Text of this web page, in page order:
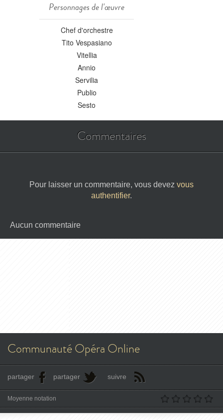
Personnages de l'œuvre
Chef d'orchestre
Tito Vespasiano
Vitellia
Annio
Servilia
Publio
Sesto
Commentaires
Pour laisser un commentaire, vous devez vous
authentifier.
Aucun commentaire
Communauté Opéra Online
partager partager suivre
Moyenne notation